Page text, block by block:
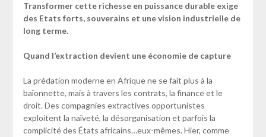
Transformer cette richesse en puissance durable exige
des Etats forts, souverains et une vision industrielle de
long terme.
Quand l’extraction devient une économie de capture
La prédation moderne en Afrique ne se fait plus à la
baïonnette, mais à travers les contrats, la finance et le
droit. Des compagnies extractives opportunistes
exploitent la naïveté, la désorganisation et parfois la
complicité des États africains…eux-mêmes. Hier, comme